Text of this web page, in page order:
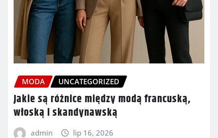
MODA UNCATEGORIZED
Jakie są różnice między modą francuską,
włoską i skandynawską
admin lip 16, 2026